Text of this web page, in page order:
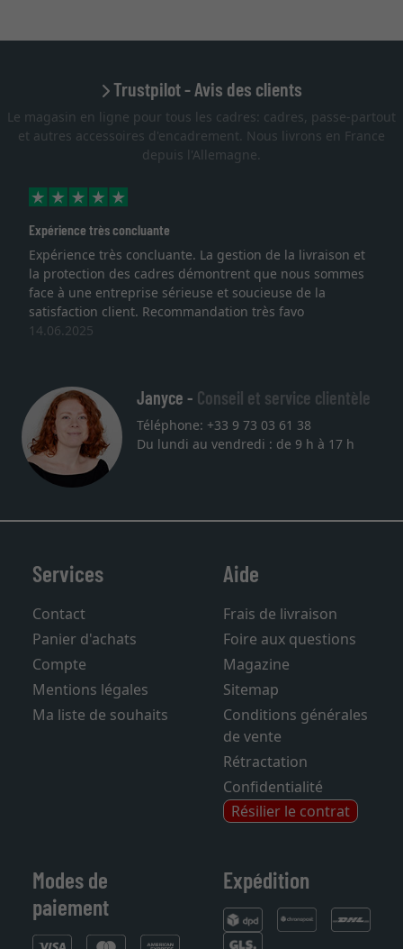
Trustpilot - Avis des clients
Le magasin en ligne pour tous les cadres: cadres, passe-partout
et autres accessoires d'encadrement. Nous livrons en France
depuis l'Allemagne.
très concluante
très concluante. La gestion de la livraison et
des cadres démontrent que nous sommes
entreprise sérieuse et soucieuse de la
client. Recommandation très favo
Je
Janyce - Conseil et service clientèle
Téléphone: +33 9 73 03 61 38
Services
Contact
Panier d'achats
Compte
Mentions légales
Aide
Frais de livraison
Foire aux questions
Magazine
Sitemap
Conditions générales
de vente
Rétractation
Confidentialité
Résilier le contrat
Modes de
paiement
Expédition